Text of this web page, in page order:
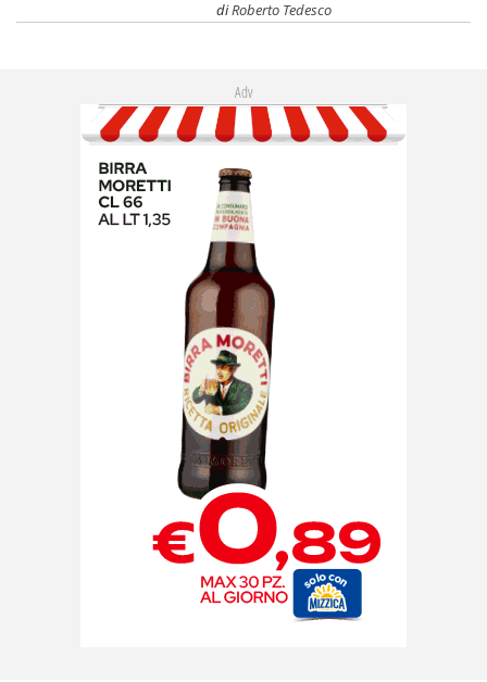
diRoberto Tedesco
Adv